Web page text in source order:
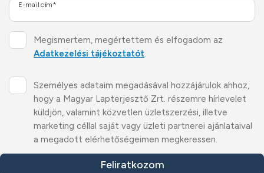
E-mail cím*
Feliratkozom
Megismertem, megértettem és elfogadom az
Adatkezelési tájékoztatót.
Személyes adataim megadásával hozzájárulok ahhoz,
hogy a Magyar Lapterjesztő Zrt. részemre hírlevelet
küldjön, valamint közvetlen üzletszerzési, illetve
marketing céllal saját vagy üzleti partnerei ajánlataival
a megadott elérhetőségeimen megkeressen.